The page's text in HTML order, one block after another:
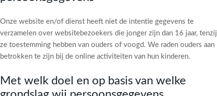
Onze website en/of dienst heeft niet de intentie gegevens te
verzamelen over websitebezoekers die jonger zijn dan 16 jaar, tenzij
ze toestemming hebben van ouders of voogd. We raden ouders aan
betrokken te zijn bij de online activiteiten van hun kinderen.
Met welk doel en op basis van welke